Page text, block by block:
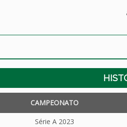
CAMPEONATO
Série A 2023